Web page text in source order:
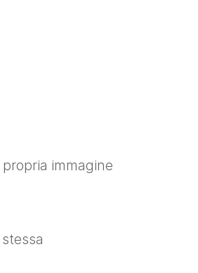
immagine